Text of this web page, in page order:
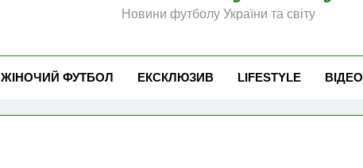
Новини футболу України та світу
ЖІНОЧИЙ ФУТБОЛ ЕКСКЛЮЗИВ LIFESTYLE ВІДЕО